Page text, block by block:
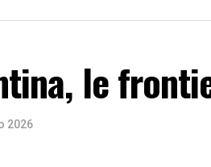
le
2026